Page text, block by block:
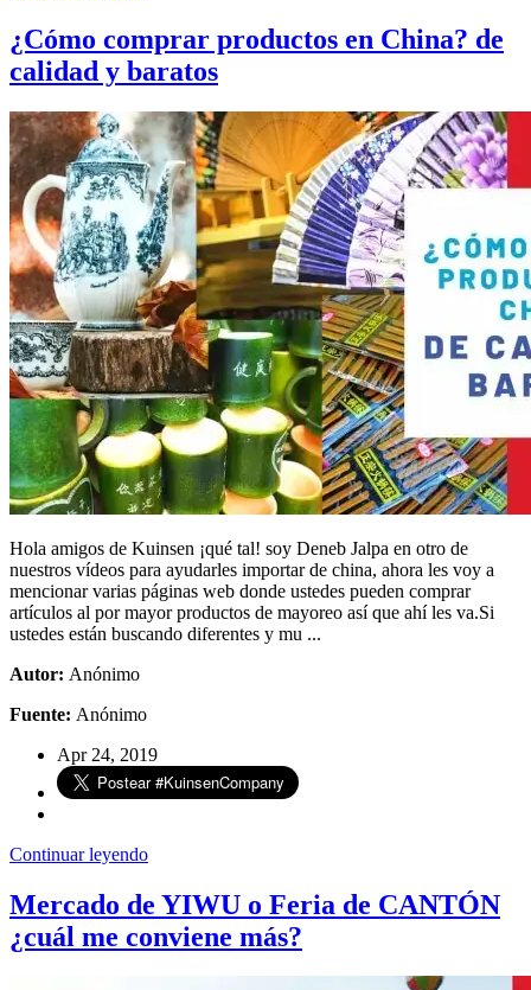
¿Cómo comprar productos en China? de
calidad y baratos
Hola amigos de Kuinsen ¡qué tal! soy Deneb Jalpa en otro de
nuestros vídeos para ayudarles importar de china, ahora les voy a
mencionar varias páginas web donde ustedes pueden comprar
artículos al por mayor productos de mayoreo así que ahí les va.Si
ustedes están buscando diferentes y mu ...
Autor: Anónimo
Fuente: Anónimo
Apr 24, 2019
Continuar leyendo
Mercado de YIWU o Feria de CANTÓN
¿cuál me conviene más?